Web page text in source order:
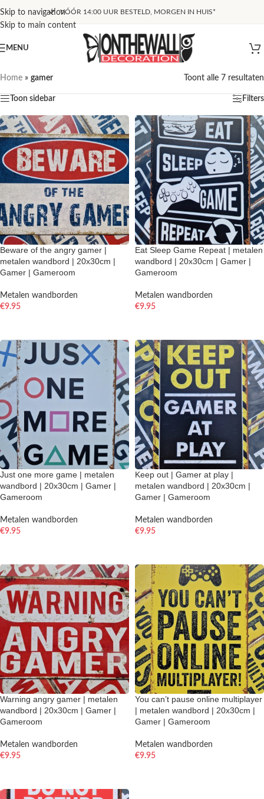
Skip to navigation
Skip to main content
VÓÓR 14:00 UUR BESTELD, MORGEN IN HUIS*
MENU
Home » gamer Toont alle 7 resultaten
Toon sidebar Filters
Beware of the angry gamer |
metalen wandbord | 20x30cm |
Gamer | Gameroom
Metalen wandborden
€9.95
Eat Sleep Game Repeat | metalen
wandbord | 20x30cm | Gamer |
Gameroom
Metalen wandborden
€9.95
Just one more game | metalen
wandbord | 20x30cm | Gamer |
Gameroom
Metalen wandborden
€9.95
Keep out | Gamer at play |
metalen wandbord | 20x30cm |
Gamer | Gameroom
Metalen wandborden
€9.95
Warning angry gamer | metalen
wandbord | 20x30cm | Gamer |
Gameroom
Metalen wandborden
€9.95
You can’t pause online multiplayer
| metalen wandbord | 20x30cm |
Gamer | Gameroom
Metalen wandborden
€9.95